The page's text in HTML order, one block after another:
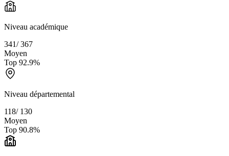
Niveau académique
341/367
Moyen
Top 92.9%
Niveau départemental
118/ 130
Moyen
Top 90.8%